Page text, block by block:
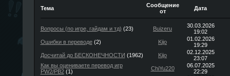
Тема
Сообщение
от
Дата
Вопросы (по игре, гайдам и тд) (23) Buizeru
30.03.2026
19:02
Ошибки в переводе(2) Kijo
01.02.2026
19:29
Досчитай до БЕСКОНЕЧНОСТИ (1962) Kijo
02.12.2025
23:07
Как вы оцениваете перевод игр
PW2/PB2(1) ChiYu220
06.07.2025
22:29